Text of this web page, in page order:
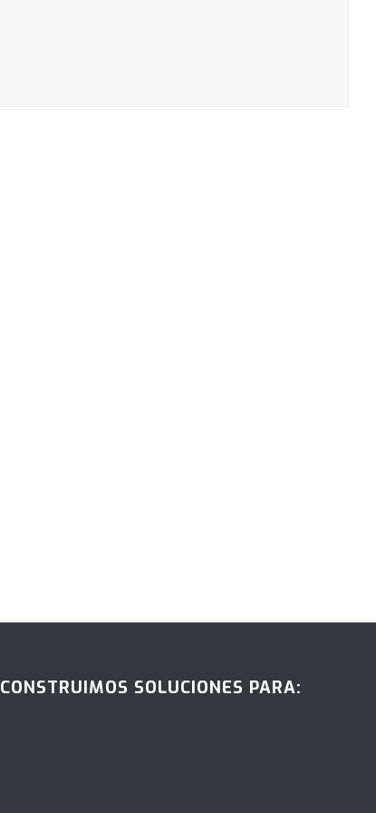
CONSTRUIMOS SOLUCIONES PARA: